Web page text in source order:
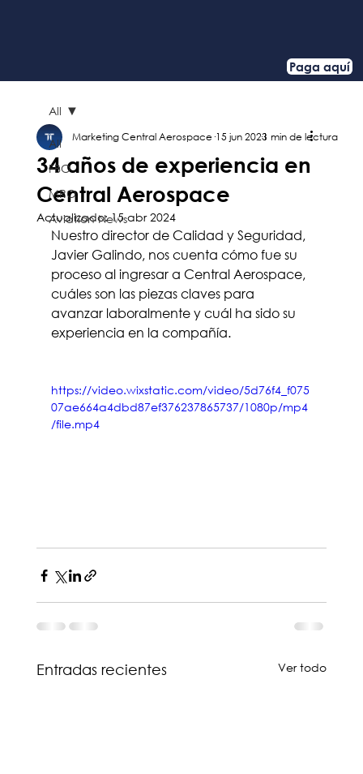
Paga aquí
All
FBO
MRO
Aviation News
All
34 años de experiencia en
Central Aerospace
Marketing Central Aerospace 15 jun 20231 min de lectura
Actualizado:15 abr 2024
Nuestro director de Calidad y Seguridad,
Javier Galindo, nos cuenta cómo fue su
proceso al ingresar a Central Aerospace,
cuáles son las piezas claves para
avanzar laboralmente y cuál ha sido su
experiencia en la compañía.
https://video.wixstatic.com/video/5d76f4_f075
07ae664a4dbd87ef376237865737/1080p/mp4
/file.mp4
Entradas recientes Ver todo